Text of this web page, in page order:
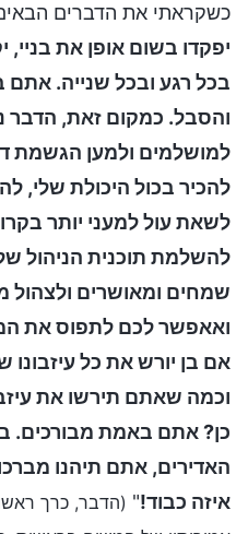
כשקראתי את הדברים
יפקדו בשום אופן את בניי,
בכל רגע ובכל שנייה.
והסבל. כמקום זאת, הדבר
למושלמים ולמען הגשמת
להכיר בכול היכולת שלי,
לשאת עול למעני יותר
להשלמת תוכנית הניהול
שמחים ומאושרים ולצהול
ואאפשר לכם לתפוס את
אם בן יורש את כל
וכמה שאתם תירשו את
כן? אתם באמת מבורכים.
האדירים, אתם תיהנו
איזה כבוד!" (הדבר, כרך